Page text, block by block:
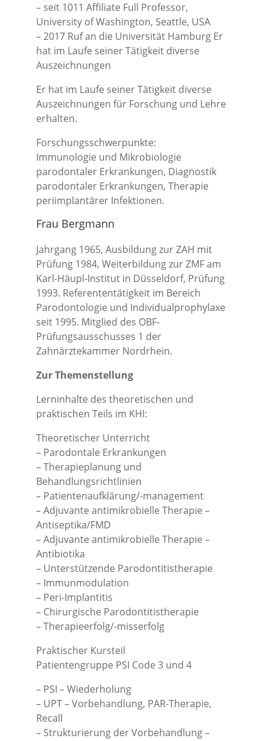
– seit 1011 Affiliate Full Professor,
University of Washington, Seattle, USA
– 2017 Ruf an die Universität Hamburg Er
hat im Laufe seiner Tätigkeit diverse
Auszeichnungen
Er hat im Laufe seiner Tätigkeit diverse
Auszeichnungen für Forschung und Lehre
erhalten.
Forschungsschwerpunkte:
Immunologie und Mikrobiologie
parodontaler Erkrankungen, Diagnostik
parodontaler Erkrankungen, Therapie
periimplantärer Infektionen.
Frau Bergmann
Jahrgang 1965, Ausbildung zur ZAH mit
Prüfung 1984, Weiterbildung zur ZMF am
Karl-Häupl-Institut in Düsseldorf, Prüfung
1993. Referententätigkeit im Bereich
Parodontologie und Individualprophylaxe
seit 1995. Mitglied des OBF-
Prüfungsausschusses 1 der
Zahnärztekammer Nordrhein.
Zur Themenstellung
Lerninhalte des theoretischen und
praktischen Teils im KHI:
Theoretischer Unterricht
– Parodontale Erkrankungen
– Therapieplanung und
Behandlungsrichtlinien
– Patientenaufklärung/-management
– Adjuvante antimikrobielle Therapie –
Antiseptika/FMD
– Adjuvante antimikrobielle Therapie –
Antibiotika
– Unterstützende Parodontitistherapie
– Immunmodulation
– Peri-Implantitis
– Chirurgische Parodontitistherapie
– Therapieerfolg/-misserfolg
Praktischer Kursteil
Patientengruppe PSI Code 3 und 4
– PSI – Wiederholung
– UPT – Vorbehandlung, PAR-Therapie,
Recall
– Strukturierung der Vorbehandlung –